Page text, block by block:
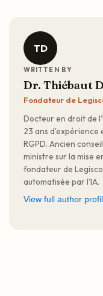
TD
WRITTEN BY
Dr. Thiébaut
Fondateur de
Docteur en droit de
23 ans d'expérience
RGPD. Ancien
ministre sur la mise
fondateur de
automatisée par l'IA.
View full author